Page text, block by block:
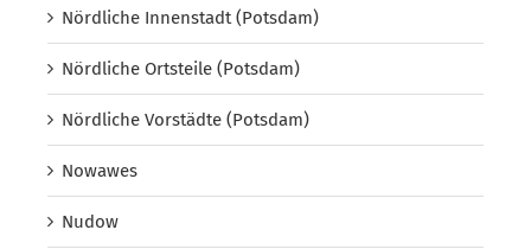
Nördliche Innenstadt (Potsdam)
Nördliche Ortsteile (Potsdam)
Nördliche Vorstädte (Potsdam)
Nowawes
Nudow